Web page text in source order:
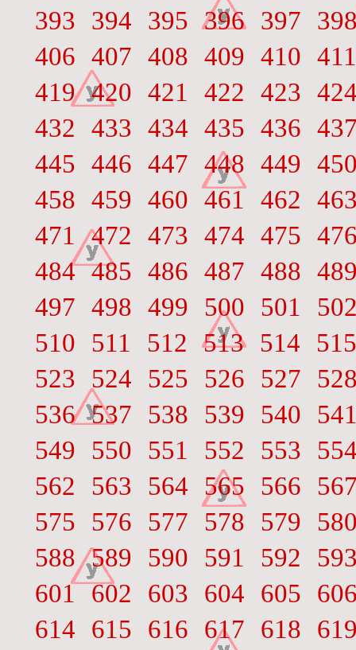
393
394 395 396 397
406 407 408 409 410 411
419 420 421 422 423
432
433 434 435 436
445 446 447 448 449
458 459 460 461 462
471
472 473 474 475
484 485 486 487 488
497 498 499 500 501
510
511 512 513 514
515
523
524 525 526 527
536 537 538 539 540
549
550 551 552 553
562
563 564 565 566
575
576 577 578 579
588 589 590 591 592
601 602 603 604 605
614
615 616 617 618